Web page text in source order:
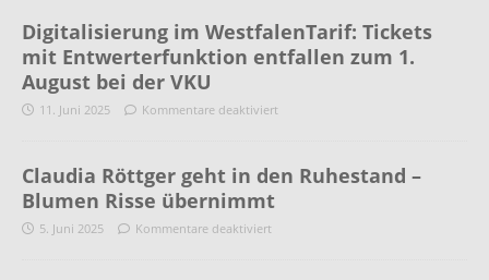
Digitalisierung im WestfalenTarif: Tickets
mit Entwerterfunktion entfallen zum 1.
August bei der VKU
11. Juni 2025 Kommentare deaktiviert
Claudia Röttger geht in den Ruhestand –
Blumen Risse übernimmt
5. Juni 2025 Kommentare deaktiviert